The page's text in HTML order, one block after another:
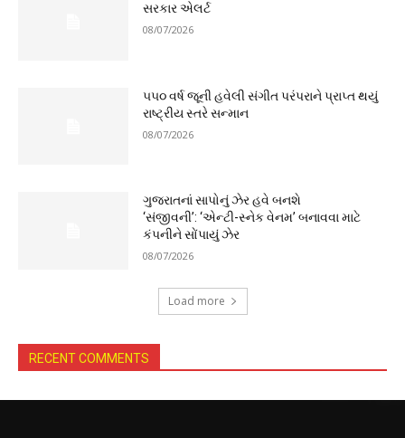
સરકાર એલર્ટ
08/07/2026
૫૫૦ વર્ષ જૂની હવેલી સંગીત પરંપરાને પ્રાપ્ત થયું
રાષ્ટ્રીય સ્તરે સન્માન
08/07/2026
ગુજરાતનાં સાપોનું ઝેર હવે બનશે
‘સંજીવની’: ‘એન્ટી-સ્નેક વેનમ’ બનાવવા માટે
કંપનીને સોંપાયું ઝેર
08/07/2026
Load more
RECENT COMMENTS